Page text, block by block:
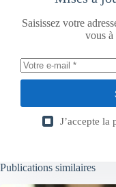
Saisissez votre
vous à
J’accepte la
Publications similaires